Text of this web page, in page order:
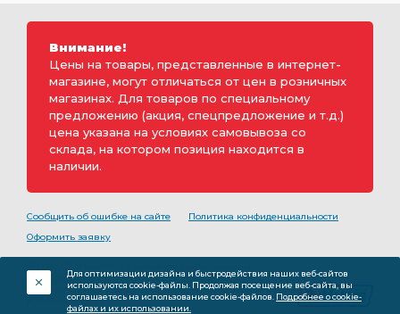
Внимание!
Цены на товары, представленные в интернет-
магазине, могут отличаться от цен в розничных
магазинах. Для товаров по специальному
предложению (акция, спецпредложение и т.д.)
цена указана на условиях самовывоза со
склада, на котором позиция находится в
наличии.
Сообщить об ошибке на сайте
Политика конфиденциальности
Оформить заявку
обозначением ООО «РуМоторс». Все права на
разработку принадлежат ООО «Румоторс». Не является
публичной офертой.
Для оптимизации дизайна и быстродействия наших веб-сайтов
используются cookie-файлы. Продолжая посещение веб-сайта, вы
соглашаетесь на использование cookie-файлов. Подробнее о cookie-
файлах и их использовании.